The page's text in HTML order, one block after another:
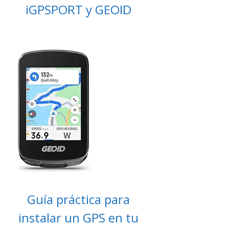
iGPSPORT y GEOID
Guía práctica para
instalar un GPS en tu